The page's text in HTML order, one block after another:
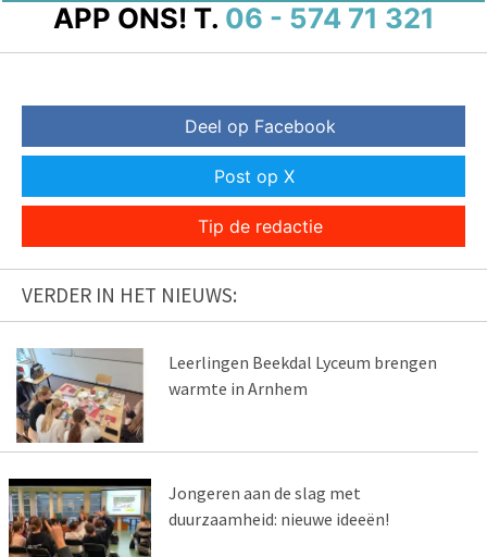
APP ONS! T. 06 - 574 71 321
Deel op Facebook
Post op X
Tip de redactie
VERDER IN HET NIEUWS:
Leerlingen Beekdal Lyceum brengen
warmte in Arnhem
Jongeren aan de slag met
duurzaamheid: nieuwe ideeën!